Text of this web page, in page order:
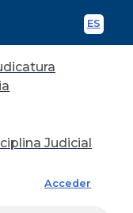
ES
Acceder